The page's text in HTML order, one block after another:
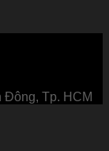
Tp. HCM